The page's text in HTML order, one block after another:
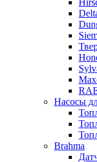
Насосы
Brahma